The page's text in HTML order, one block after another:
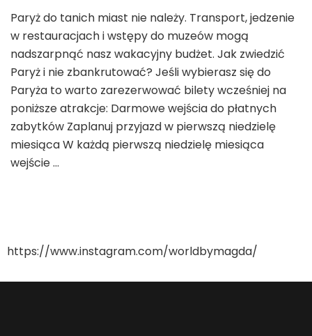
miejsca
w
Paryżu
Paryż do tanich miast nie należy. Transport, jedzenie
w restauracjach i wstępy do muzeów mogą
nadszarpnąć nasz wakacyjny budżet. Jak zwiedzić
Paryż i nie zbankrutować? Jeśli wybierasz się do
Paryża to warto zarezerwować bilety wcześniej na
poniższe atrakcje: Darmowe wejścia do płatnych
zabytków Zaplanuj przyjazd w pierwszą niedzielę
miesiąca W każdą pierwszą niedzielę miesiąca
wejście …
https://www.instagram.com/worldbymagda/